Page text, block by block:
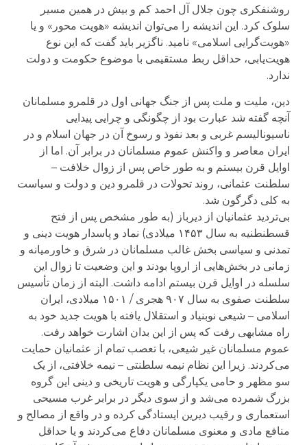
روشنفکری چون جلال آل احمد کم و بیش در همین مسیر
سلوک کرد. این اندیشه را می‌توان اندیشه «هویت محور» و یا
«هویت‌گرایی اسلامی» نامید. ناگزیر باید گفت که این نوع
هویت‌یابی، حداقل ربط مستقیمی با موضوع حکومت و دولت
ندارد.
دین، ملیت و ملت پس از جنگ جهانی اول در قلمرو مسلمانان
آنچه گفته شد عبارت بود از چگونگی و چرایی پیدایی
ناسیونالیسم غربی و بعد نفوذ و رسوخ آن در جهان اسلام و در
ایران معاصر و واکنش عموم مسلمانان در برابر آن. اما از
اوایل قرن بیستم و به طور خاص پس از زوال خلافت –
سلطنت عثمانی، روند تحولات در قلمرو دین و دولت و سیاست
به کلی دگرگون شد.
بی‌تردید عثمانیان از دیرباز (به طور مشخص پس از فتح
قسطنطنیه به سال ۱۴۵۳ میلادی) نماد و پاسدار هویت دینی و
تمدنی و سیاسی بخش غالب مسلمانان در شرق و خاورمیانه و
زمانی در بخش‌هایی از اروپا بودند و این وضعیت تا زوال این
سلسله در اوایل قرن بیستم ادامه داشت. البته از زمان تأسیس
سلطنت صفوی به سال ۹۰۷ هجری / ۱۵۰۱ میلادی، ایران
اسلامی – شیعی نوبنیاد و استقلال یافته با هویت جدید خود به
راه مشابهی رفت که پس از این بدان اشارت خواهد رفت.
عموم مسلمانان غیر شیعی، با تعصب تمام از عثمانیان حمایت
می‌کردند. زیرا این نظام نیمه سلطنتی – نیمه خلافتی، از یک
سو مظهر و حامی یکپارگی و هویت تاریخی و دینی این گروه
بزرگ شمرده می‌شد و از سوی دیگر در برابر غرب مسیحی
استعماری و رقیب دیرین ایستادگی کرده و در واقع از مصالح و
منافع مادی و معنوی مسلمانان دفاع می‌کردند و یا حداقل